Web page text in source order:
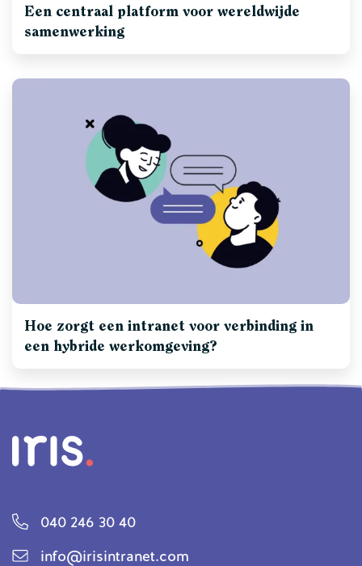
Een centraal platform voor wereldwijde
samenwerking
Hoe zorgt een intranet voor verbinding in
een hybride werkomgeving?
040 246 30 40
info@irisintranet.com